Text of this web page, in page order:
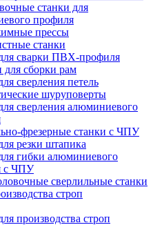
станки для
профиля
прессы
станки
сварки ПВХ-профиля
сборки рам
сверления петель
шуруповерты
сверления алюминиевого
фрезерные станки с ЧПУ
резки штапика
гибки алюминиевого
с ЧПУ
сверлильные станки
строп
производства строп